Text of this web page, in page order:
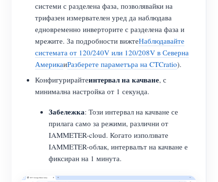
системи с разделена фаза, позволявайки на
трифазен измервателен уред да наблюдава
едновременно инверторите с разделена фаза и
мрежите. За подробности вижтеНаблюдавайте
системата от 120/240V или 120/208V в Северна
АмерикаиРазберете параметъра на CTCratio).
Конфигурирайтеинтервал на качване, с
минимална настройка от 1 секунда.
Забележка: Този интервал на качване се
прилага само за режими, различни от
IAMMETER-cloud. Когато използвате
IAMMETER-облак, интервалът на качване е
фиксиран на 1 минута.